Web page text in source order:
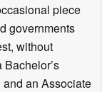
piece
governments
without
an Associate